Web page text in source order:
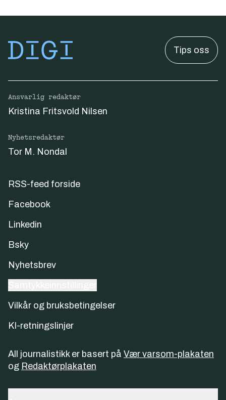
Tips oss
Ansvarlig redaktør
Kristina Fritsvold Nilsen
Nyhetsredaktør
Tor M. Nondal
RSS-feed forside
Facebook
Linkedin
Bsky
Nyhetsbrev
Vilkår og bruksbetingelser
KI-retningslinjer
All journalistikk er basert på Vær varsom-plakaten
og Redaktørplakaten